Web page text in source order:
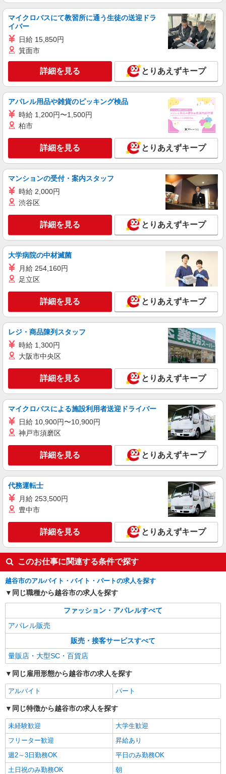
キープ 詳細を見る
アルバイト パート
オペーク ドット クリップ
［アルバイト・パート］時給1,200円〜1,360円
※経験・能力により優遇します。
埼玉県越谷市レイクタウン3丁目1番地1 イオ
ンレイクタウンmori
詳細を見る
パート
BREEZE イオンレイクタウンmori
ベビー・子ども服販売スタッフ【週4日・16
時〜／学生歓迎】
時給1,170円 試用期間あり（期間中も同時給）
1,170円×実働5時間勤務×月16日＝93,600円
埼玉県越谷市レイクタウン3丁目1-1 イオンレ
イクタウンmori 3F
キープ 詳細を見る
パート
Tokyo Glass Company -gallery-
［準社員］時給1,200円〜1,500円 (試用期間3
ヶ月は基本1,150円、接客経験や経験者は優遇いた
期間3ヶ月は修練度により変動) ※接客経験者は優
埼玉県越谷市レイクタウン3丁目1番地1
キープ 詳細を見る
アルバイト パート
ユニバーサルランゲージ
アパレル販売スタッフ
［アルバイト・パート］時給1,240円 ※平日17
時以降・土日祝日：時給1,340円
埼玉県越谷市レイクタウン3丁目1番地1
詳細を見る
アルバイト パート
apres les cours イオンレイクタウンmori
ベビー・子ども服販売スタッフ【フルタイム】
時給1,170円 試用期間あり（期間中も同時給）
1,170円×実働8時間勤務×月20日＝187,200円
埼玉県越谷市レイクタウン3丁目1-1 イオンレ
イクタウンmori 3F
キープ
アルバイト パート
BREEZE イオンレイクタウンmori
ベビー・子ども服販売スタッフ【フルタイム】
時給1,170円 試用期間あり（期間中も同時給）
1,170円×実働8時間勤務×月20日＝187,200円
埼玉県越谷市レイクタウン3丁目1-1 イオンレ
イクタウンmori 3F
キープ
マイクロバスにて教習所に通う生徒の送迎ドラ
イバー
日給 15,850円
箕面市
詳細を見る とりあえずキープ
アパレル用品や雑貨のピッキング検品
時給 1,200円〜1,500円
柏市
詳細を見る とりあえずキープ
マンションの受付・案内スタッフ
時給 2,000円
渋谷区
詳細を見る とりあえずキープ
大学病院の中材滅菌
月給 254,160円
足立区
詳細を見る とりあえずキープ
レジ・商品陳列スタッフ
時給 1,300円
大阪市中央区
詳細を見る とりあえずキープ
マイクロバスによる施設利用者送迎ドライバー
日給 10,900円〜10,900円
神戸市須磨区
詳細を見る とりあえずキープ
代務運転士
月給 253,500円
豊中市
詳細を見る とりあえずキープ
このお仕事に関連する条件で探す
越谷市のアルバイト・バイト・パートの求人を探す
同じ職種から越谷市の求人を探す
ファッション・アパレルすべて
アパレル販売
販売・接客サービスすべて
量販店・大型SC・百貨店
同じ雇用形態から越谷市の求人を探す
アルバイト パート
同じ特徴から越谷市の求人を探す
未経験歓迎
大学生歓迎
フリーター歓迎
昇給あり
週2～3日勤務OK
平日のみ勤務OK
土日祝のみ勤務OK
朝